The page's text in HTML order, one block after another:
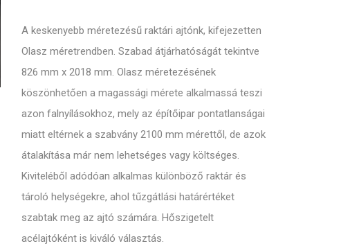
A keskenyebb méretezésű raktári ajtónk, kifejezetten
Olasz méretrendben. Szabad átjárhatóságát tekintve
826 mm x 2018 mm. Olasz méretezésének
köszönhetően a magassági mérete alkalmassá teszi
azon falnyílásokhoz, mely az építőipar pontatlanságai
miatt eltérnek a szabvány 2100 mm mérettől, de azok
átalakítása már nem lehetséges vagy költséges.
Kiviteléből adódóan alkalmas különböző raktár és
tároló helységekre, ahol tűzgátlási határértéket
szabtak meg az ajtó számára. Hőszigetelt
acélajtóként is kiváló választás.